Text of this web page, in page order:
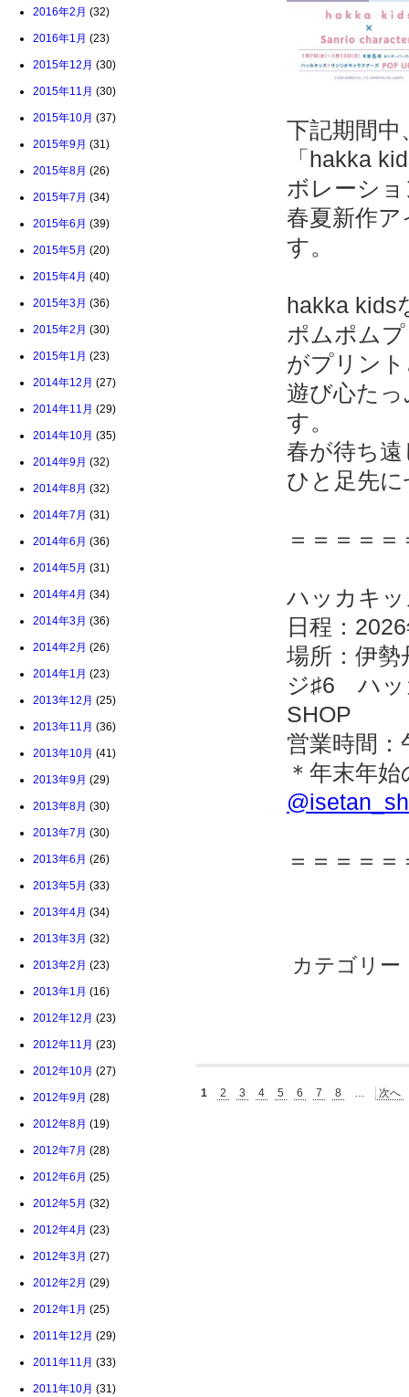
2016年2月 (32)
2016年1月 (23)
2015年12月 (30)
2015年11月 (30)
2015年10月 (37)
2015年9月 (31)
2015年8月 (26)
2015年7月 (34)
2015年6月 (39)
2015年5月 (20)
2015年4月 (40)
2015年3月 (36)
2015年2月 (30)
2015年1月 (23)
2014年12月 (27)
2014年11月 (29)
2014年10月 (35)
2014年9月 (32)
2014年8月 (32)
2014年7月 (31)
2014年6月 (36)
2014年5月 (31)
2014年4月 (34)
2014年3月 (36)
2014年2月 (26)
2014年1月 (23)
2013年12月 (25)
2013年11月 (36)
2013年10月 (41)
2013年9月 (29)
2013年8月 (30)
2013年7月 (30)
2013年6月 (26)
2013年5月 (33)
2013年4月 (34)
2013年3月 (32)
2013年2月 (23)
2013年1月 (16)
2012年12月 (23)
2012年11月 (23)
2012年10月 (27)
2012年9月 (28)
2012年8月 (19)
2012年7月 (28)
2012年6月 (25)
2012年5月 (32)
2012年4月 (23)
2012年3月 (27)
2012年2月 (29)
2012年1月 (25)
2011年12月 (29)
2011年11月 (33)
2011年10月 (31)
下記期間中
「hakka
ボレーシ
春夏新作
す。
hakka kids
ポムポム
がプリン
遊び心た
す。
春が待ち
ひと足先
＝＝＝＝
ハッカキ
日程：
場所：伊
ジ♯6 ハッ
SHOP
営業時間：
＊年末年
＝＝＝＝
カテゴリー
1 2 3 4 5 6 7 8 … 次へ